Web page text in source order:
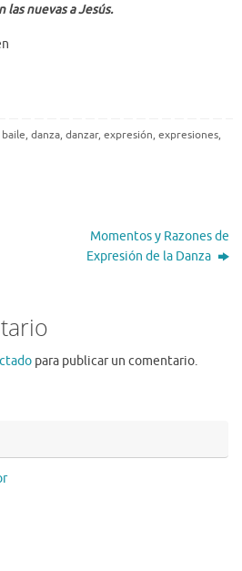
nuevas a Jesús.
baile, danza, danzar, expresión, expresiones,
Momentos y Razones de
Expresión de la Danza
para publicar un comentario.